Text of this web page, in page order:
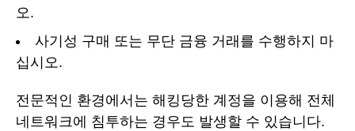
오.
사기성 구매 또는 무단 금융 거래를 수행하지 마
십시오.
전문적인 환경에서는 해킹당한 계정을 이용해 전체
네트워크에 침투하는 경우도 발생할 수 있습니다.